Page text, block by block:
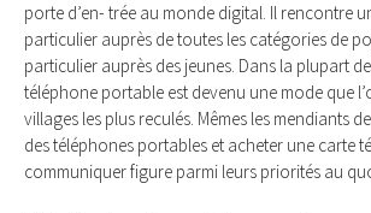
porte d’en- trée au monde digital. Il rencontre
particulier auprès de toutes les catégories de
particulier auprès des jeunes. Dans la plupart
téléphone portable est devenu une mode que
villages les plus reculés. Mêmes les mendiants
des téléphones portables et acheter une carte
communiquer figure parmi leurs priorités au